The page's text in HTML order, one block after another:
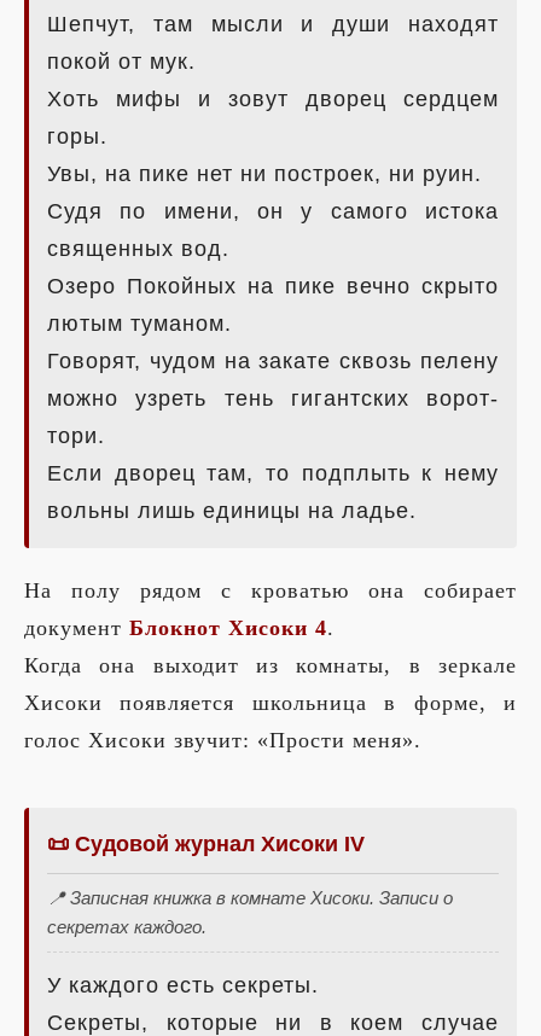
Шепчут, там мысли и души находят
покой от мук.
Хоть мифы и зовут дворец сердцем
горы.
Увы, на пике нет ни построек, ни руин.
Судя по имени, он у самого истока
священных вод.
Озеро Покойных на пике вечно скрыто
лютым туманом.
Говорят, чудом на закате сквозь пелену
можно узреть тень гигантских ворот-
тори.
Если дворец там, то подплыть к нему
вольны лишь единицы на ладье.
На полу рядом с кроватью она собирает
документ Блокнот Хисоки 4.
Когда она выходит из комнаты, в зеркале
Хисоки появляется школьница в форме, и
голос Хисоки звучит: «Прости меня».
📜 Судовой журнал Хисоки IV
📍 Записная книжка в комнате Хисоки. Записи о
секретах каждого.
У каждого есть секреты.
Секреты, которые ни в коем случае